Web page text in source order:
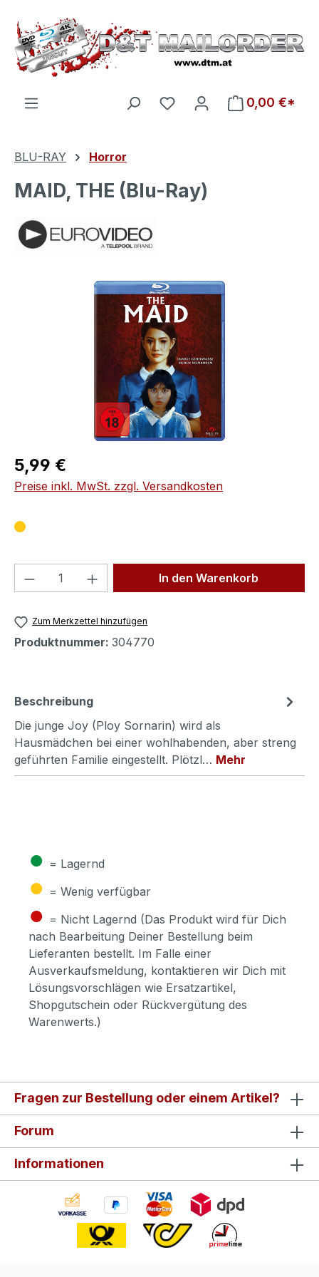
Zum Hauptinhalt springen
Du hast 0 Produkte auf
0,00 €*
BLU-RAY Horror
MAID, THE (Blu-Ray)
Bildergalerie überspringen
Regulärer Preis:
5,99 €
Preise inkl. MwSt. zzgl. Versandkosten
Produkt Anzahl: Gib denIn den Warenkorb
Zum Merkzettel hinzufügen
Produktnummer: 304770
Beschreibung
Die junge Joy (Ploy Sornarin) wird als
Hausmädchen bei einer wohlhabenden, aber streng
geführten Familie eingestellt. Plötzl… Mehr
● = Lagernd
● = Wenig verfügbar
● = Nicht Lagernd (Das Produkt wird für Dich
nach Bearbeitung Deiner Bestellung beim
Lieferanten bestellt. Im Falle einer
Ausverkaufsmeldung, kontaktieren wir Dich mit
Lösungsvorschlägen wie Ersatzartikel,
Shopgutschein oder Rückvergütung des
Warenwerts.)
Fragen zur Bestellung oder einem Artikel?
Forum
Informationen